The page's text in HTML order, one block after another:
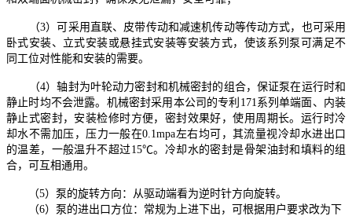
（3）可采用直联、皮带传动和减速机传动等传动方式，也可采用
卧式安装、立式安装或悬挂式安装等安装方式，使该系列泵可满足不
同工位对性能和安装的需要。
（4）轴封为叶轮动力密封和机械密封的组合，保证泵在运行时和
静止时均不会泄露。机械密封采用本公司的专利171系列单端面、内装
静止式密封，安装检修时方便，密封效果好，使用周期长。运行时冷
却水不需加压，压力一般在0.1mpa左右均可，其流量视冷却水进出口
的温差，一般温升不超过15℃。冷却水的密封是骨架油封和填料的组
合，可互相通用。
（5）泵的旋转方向：从驱动端看为逆时针方向旋转。
（6）泵的进出口方位：常规为上进下出，可根据用户要求改为下